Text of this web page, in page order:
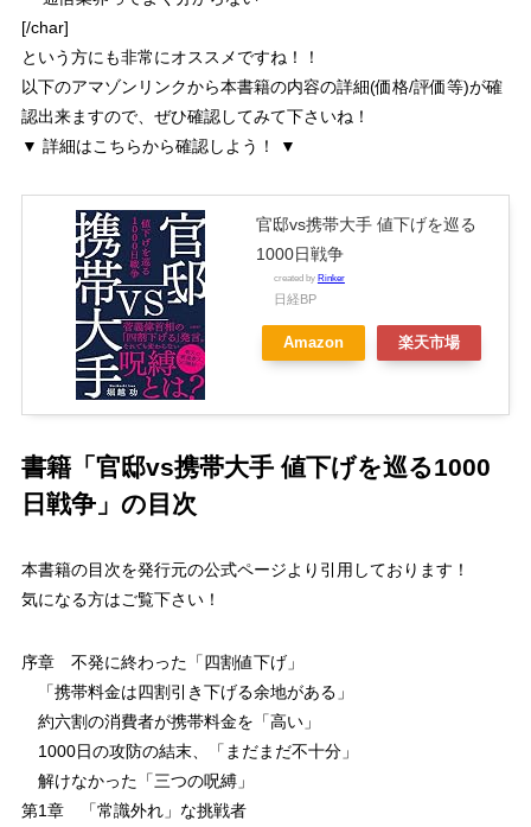
[/char]
という方にも非常にオススメですね！！
以下のアマゾンリンクから本書籍の内容の詳細(価格/評価等)が確
認出来ますので、ぜひ確認してみて下さいね！
▼ 詳細はこちらから確認しよう！ ▼
官邸vs携帯大手 値下げを巡る
1000日戦争
created by Rinker
日経BP
Amazon 楽天市場
書籍「官邸vs携帯大手 値下げを巡る1000
日戦争」の目次
本書籍の目次を発行元の公式ページより引用しております！
気になる方はご覧下さい！
序章 不発に終わった「四割値下げ」
「携帯料金は四割引き下げる余地がある」
約六割の消費者が携帯料金を「高い」
1000日の攻防の結末、「まだまだ不十分」
解けなかった「三つの呪縛」
第1章 「常識外れ」な挑戦者